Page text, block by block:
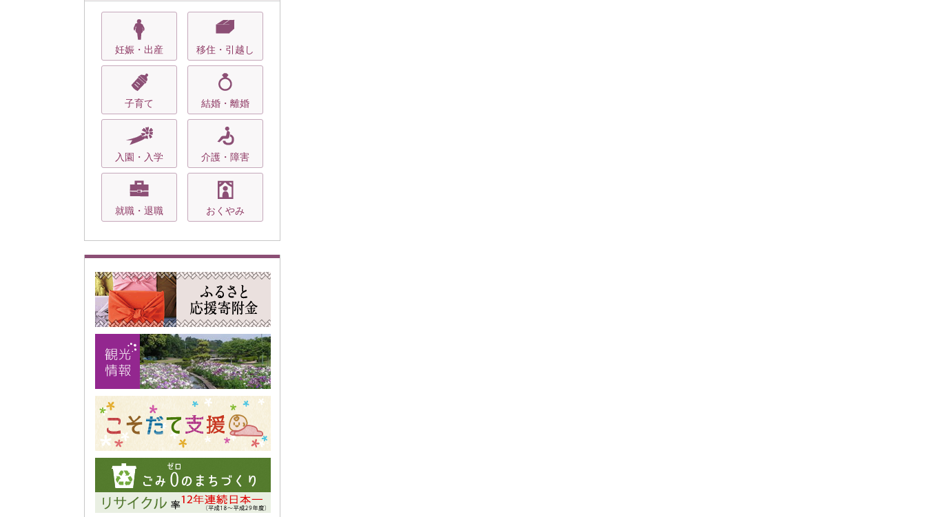
妊娠・出産 移住・引越し
子育て 結婚・離婚
入園・入学 介護・障害
就職・退職 おくやみ